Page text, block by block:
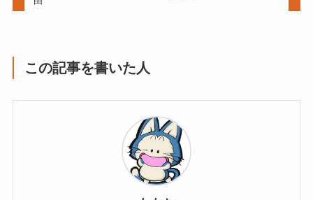
この記事を書いた人